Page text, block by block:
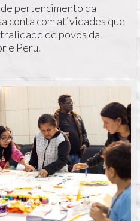
pertencimento da
conta com atividades que
de povos da
e Peru.